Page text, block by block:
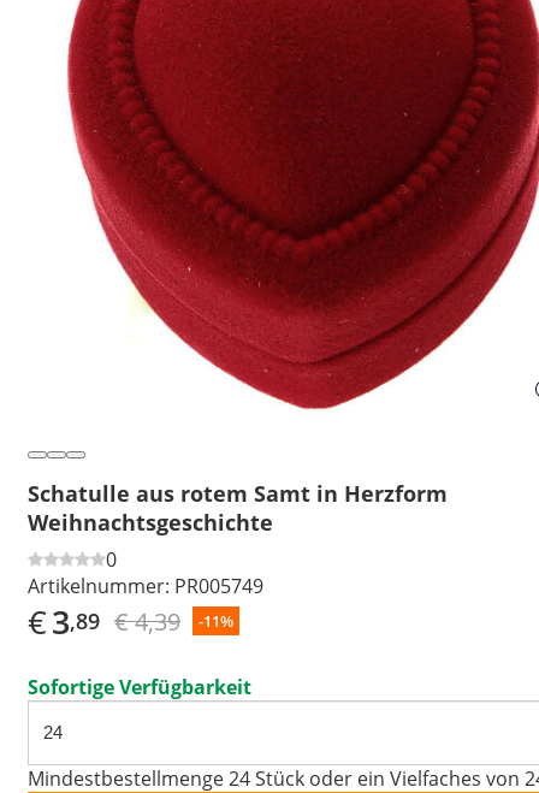
Schatulle aus rotem Samt in Herzform
Weihnachtsgeschichte
0
Artikelnummer: PR005749
€3,89 € 4,39 -11%
Sofortige Verfügbarkeit
Mindestbestellmenge 24 Stück oder ein Vielfaches von